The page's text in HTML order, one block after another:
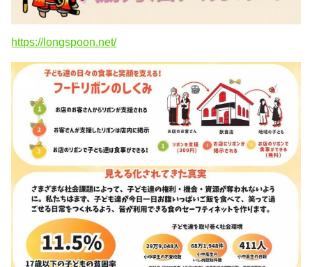
https://longspoon.net/